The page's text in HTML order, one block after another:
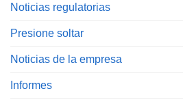
Noticias regulatorias
Presione soltar
Noticias de la empresa
Informes